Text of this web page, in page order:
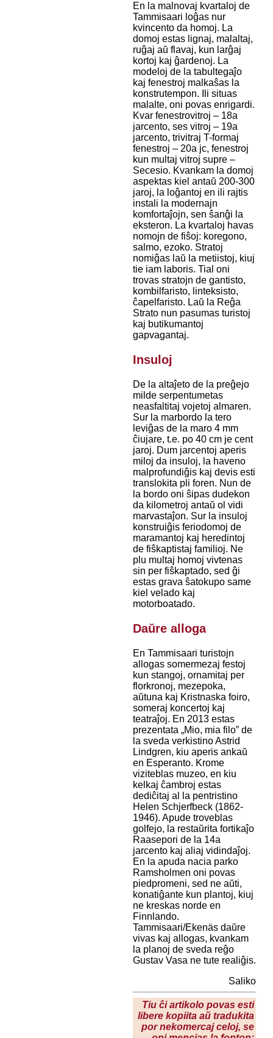
En la malnovaj kvartaloj de
Tammisaari loĝas nur
kvincento da homoj. La
domoj estas lignaj, malaltaj,
ruĝaj aŭ flavaj, kun larĝaj
kortoj kaj ĝardenoj. La
modeloj de la tabultegaĵo
kaj fenestroj malkaŝas la
konstrutempon. Ili situas
malalte, oni povas enrigardi.
Kvar fenestrovitroj – 18a
jarcento, ses vitroj – 19a
jarcento, trivitraj T-formaj
fenestroj – 20a jc, fenestroj
kun multaj vitroj supre –
Secesio. Kvankam la domoj
aspektas kiel antaŭ 200-300
jaroj, la loĝantoj en ili rajtis
instali la modernajn
komfortaĵojn, sen ŝanĝi la
eksteron. La kvartaloj havas
nomojn de fiŝoj: koregono,
salmo, ezoko. Stratoj
nomiĝas laŭ la metiistoj, kiuj
tie iam laboris. Tial oni
trovas stratojn de gantisto,
kombilfaristo, linteksisto,
ĉapelfaristo. Laŭ la Reĝa
Strato nun pasumas turistoj
kaj butikumantoj
gapvagantaj.
Insuloj
De la altaĵeto de la preĝejo
milde serpentumetas
neasfaltitaj vojetoj almaren.
Sur la marbordo la tero
leviĝas de la maro 4 mm
ĉiujare, t.e. po 40 cm je cent
jaroj. Dum jarcentoj aperis
miloj da insuloj, la haveno
malprofundiĝis kaj devis esti
translokita pli foren. Nun de
la bordo oni ŝipas dudekon
da kilometroj antaŭ ol vidi
marvastaĵon. Sur la insuloj
konstruiĝis feriodomoj de
maramantoj kaj heredintoj
de fiŝkaptistaj familioj. Ne
plu multaj homoj vivtenas
sin per fiŝkaptado, sed ĝi
estas grava ŝatokupo same
kiel velado kaj
motorboatado.
Daŭre alloga
En Tammisaari turistojn
allogas somermezaj festoj
kun stangoj, ornamitaj per
florkronoj, mezepoka,
aŭtuna kaj Kristnaska foiro,
someraj koncertoj kaj
teatraĵoj. En 2013 estas
prezentata „Mio, mia filo” de
la sveda verkistino Astrid
Lindgren, kiu aperis ankaŭ
en Esperanto. Krome
viziteblas muzeo, en kiu
kelkaj ĉambroj estas
dediĉitaj al la pentristino
Helen Schjerfbeck (1862-
1946). Apude troveblas
golfejo, la restaŭrita fortikaĵo
Raasepori de la 14a
jarcento kaj aliaj vidindaĵoj.
En la apuda nacia parko
Ramsholmen oni povas
piedpromeni, sed ne aŭti,
konatiĝante kun plantoj, kiuj
ne kreskas norde en
Finnlando.
Tammisaari/Ekenäs daŭre
vivas kaj allogas, kvankam
la planoj de sveda reĝo
Gustav Vasa ne tute realiĝis.
Saliko
Tiu ĉi artikolo povas esti
libere kopiita aŭ tradukita
por nekomercaj celoj, se